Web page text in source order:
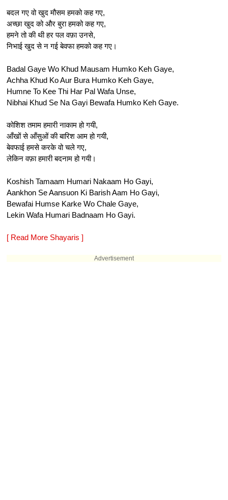
बदल गए वो खुद मौसम हमको कह गए,
अच्छा खुद को और बुरा हमको कह गए,
हमने तो की थी हर पल वफ़ा उनसे,
निभाई खुद से न गई बेवफा हमको कह गए।
Badal Gaye Wo Khud Mausam Humko Keh Gaye,
Achha Khud Ko Aur Bura Humko Keh Gaye,
Humne To Kee Thi Har Pal Wafa Unse,
Nibhai Khud Se Na Gayi Bewafa Humko Keh Gaye.
कोशिश तमाम हमारी नाकाम हो गयी,
आँखों से आँसुओं की बारिश आम हो गयी,
बेवफाई हमसे करके वो चले गए,
लेकिन वफ़ा हमारी बदनाम हो गयी।
Koshish Tamaam Humari Nakaam Ho Gayi,
Aankhon Se Aansuon Ki Barish Aam Ho Gayi,
Bewafai Humse Karke Wo Chale Gaye,
Lekin Wafa Humari Badnaam Ho Gayi.
[ Read More Shayaris ]
Advertisement